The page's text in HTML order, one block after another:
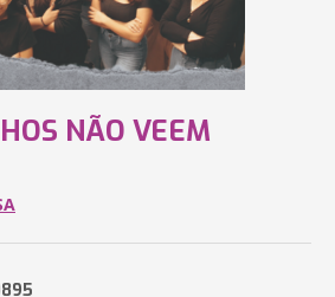
NÃO VEEM